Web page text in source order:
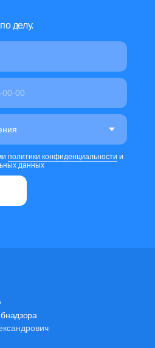
делу.
политики конфиденциальности и
данных